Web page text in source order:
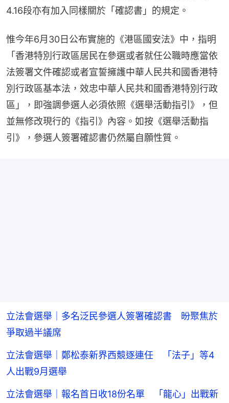
4.16段亦有加入同樣關於「確認書」的規定。
惟今年6月30日公布實施的《港區國安法》中，指明
「香港特別行政區居民在參選或者就任公職時應當依
法簽署文件確認或者宣誓擁護中華人民共和國香港特
別行政區基本法，效忠中華人民共和國香港特別行政
區」，即強調參選人必須依照《選舉活動指引》，但
並無修改現行的《指引》內容。如按《選舉活動指
引》，參選人簽署確認書仍然屬自願性質。
立法會選舉｜多名泛民參選人簽署確認書 昐聚焦於
爭取過半議席
立法會選舉｜鄭松泰新界西競逐連任 「法子」等4
人出戰9月選舉
立法會選舉｜報名首日收18份名單 「龍心」出戰新